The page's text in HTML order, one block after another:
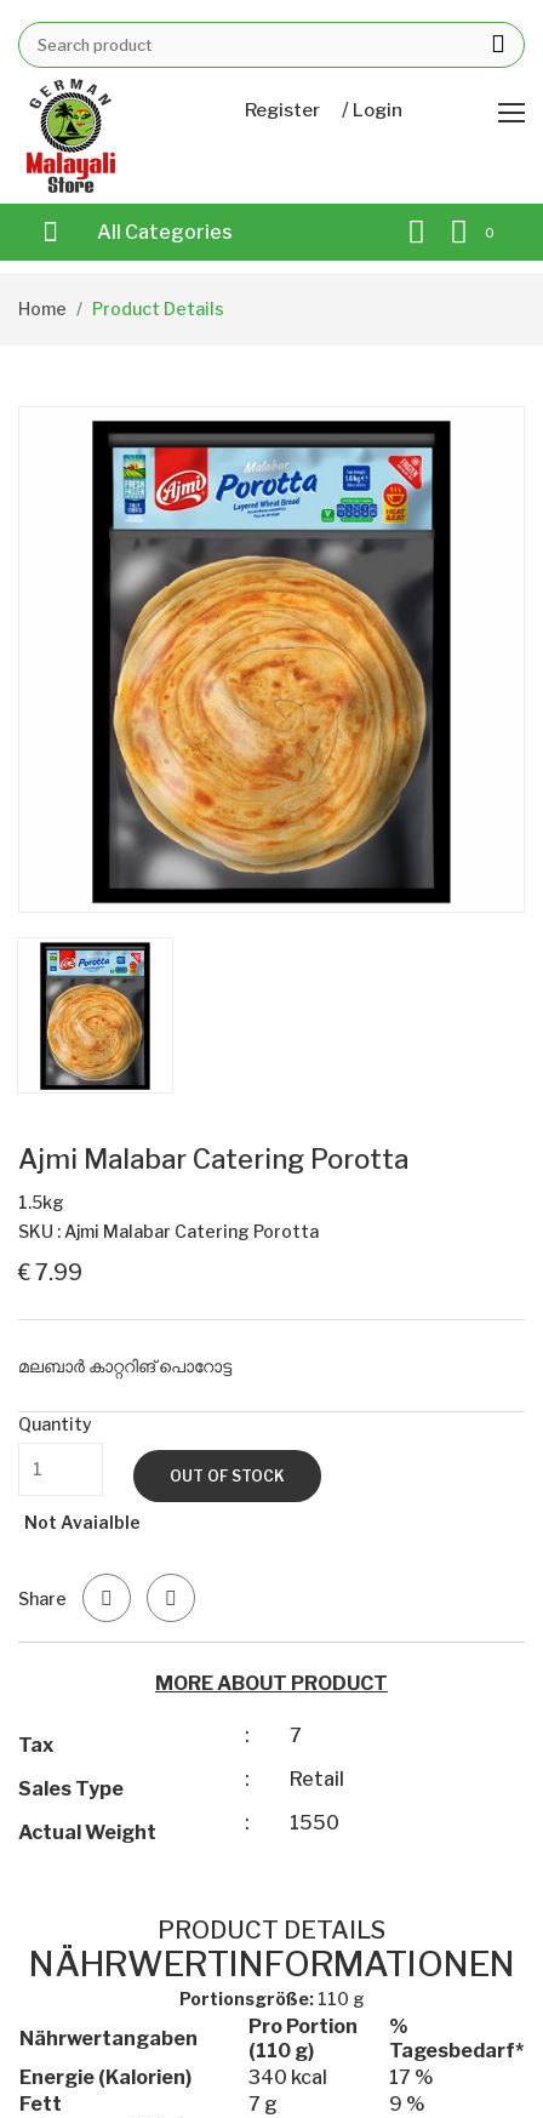
Register / Login
All Categories 0
Home Product Details
Ajmi Malabar Catering Porotta
1.5kg
SKU : Ajmi Malabar Catering Porotta
€ 7.99
മലബാർ കാറ്ററിങ് പൊറോട്ട
Quantity
OUT OF STOCK
Not Avaialble
Share
MORE ABOUT PRODUCT
Tax : 7
Sales Type : Retail
Actual Weight : 1550
PRODUCT DETAILS
NÄHRWERTINFORMATIONEN
Portionsgröße:110 g
Nährwertangaben
Pro Portion
(110 g)
%
Tagesbedarf*
Energie (Kalorien)
340 kcal
17 %
Fett
7 g
9 %